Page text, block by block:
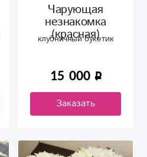
Чарующая
незнакомка
(красная)
клубничный букетик
15 000
Заказать